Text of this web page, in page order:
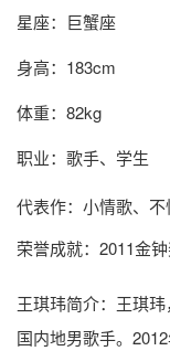
星座：巨蟹座
身高：183cm
体重：82kg
职业：歌手、学生
代表作：小情歌、
荣誉成就：2011金
王琪玮简介：王琪
国内地男歌手。